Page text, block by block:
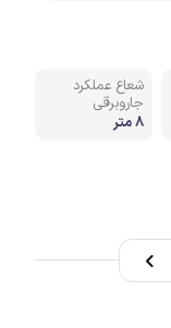
شعاع عملکرد
جاروبرقی
8 متر